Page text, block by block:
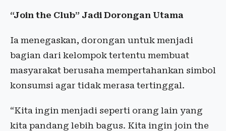
“Join the Club” Jadi Dorongan Utama
Ia menegaskan, dorongan untuk menjadi
bagian dari kelompok tertentu membuat
masyarakat berusaha mempertahankan simbol
konsumsi agar tidak merasa tertinggal.
“Kita ingin menjadi seperti orang lain yang
kita pandang lebih bagus. Kita ingin join the